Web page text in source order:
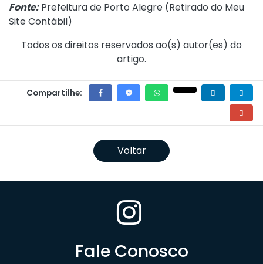
Fonte:Prefeitura de Porto Alegre (Retirado do Meu
Site Contábil)
Todos os direitos reservados ao(s) autor(es) do
artigo.
Compartilhe:
Voltar
Fale Conosco